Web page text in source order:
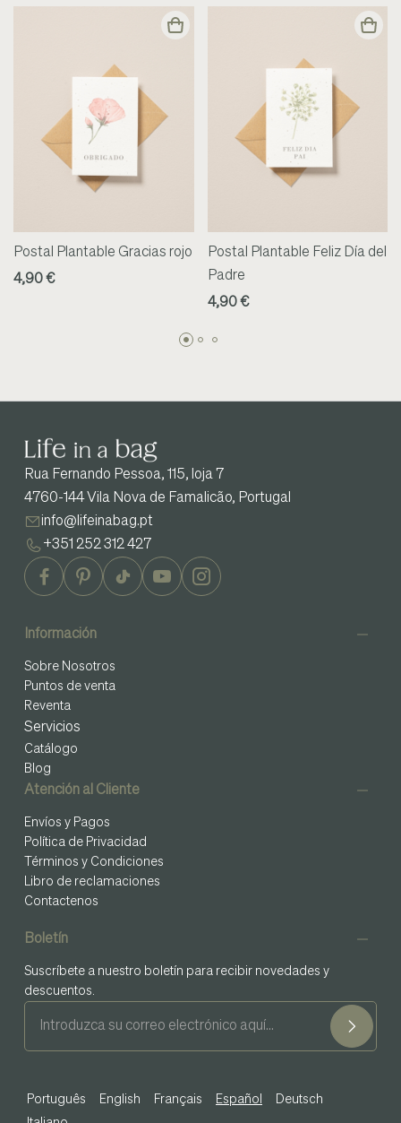
Postal Plantable Gracias rojo
4,90 €
Postal Plantable Feliz Día del
Padre
4,90 €
Rua Fernando Pessoa, 115, loja 7
4760-144 Vila Nova de Famalicão, Portugal
info@lifeinabag.pt
+351 252 312 427
Información
Sobre Nosotros
Puntos de venta
Reventa
Servicios
Catálogo
Blog
Atención al Cliente
Envíos y Pagos
Política de Privacidad
Términos y Condiciones
Libro de reclamaciones
Contactenos
Boletín
Suscríbete a nuestro boletín para recibir novedades y
descuentos.
Português English Français Español
Deutsch